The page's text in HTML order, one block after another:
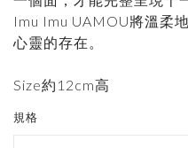
Imu Imu UAMOU將溫柔
心靈的存在。
Size約12cm高
規格